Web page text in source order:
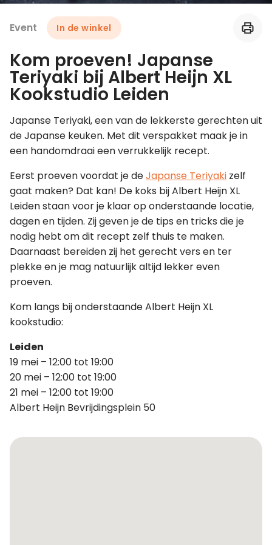
Leer koken als een chef
Kooktips & blogs
Event In de winkel
Kom proeven! Japanse
Teriyaki bij Albert Heijn XL
Kookstudio Leiden
Japanse Teriyaki, een van de lekkerste gerechten uit
de Japanse keuken. Met dit verspakket maak je in
een handomdraai een verrukkelijk recept.
Eerst proeven voordat je deJapanse Teriyaki zelf
gaat maken? Dat kan! De koks bij Albert Heijn XL
Leiden staan voor je klaar op onderstaande locatie,
dagen en tijden. Zij geven je de tips en tricks die je
nodig hebt om dit recept zelf thuis te maken.
Daarnaast bereiden zij het gerecht vers en ter
plekke en je mag natuurlijk altijd lekker even
proeven.
Kom langs bij onderstaande Albert Heijn XL
kookstudio:
Leiden
19 mei – 12:00 tot 19:00
20 mei – 12:00 tot 19:00
21 mei – 12:00 tot 19:00
Albert Heijn Bevrijdingsplein 50